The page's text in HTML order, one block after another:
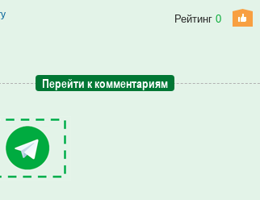
Рейтинг 0
Перейти к комментариям